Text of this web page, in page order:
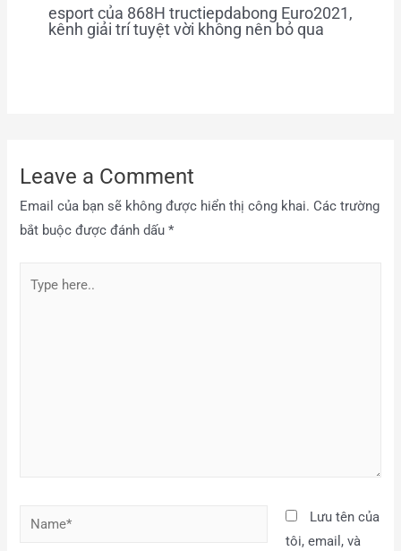
esport của 868H tructiepdabong Euro2021,
kênh giải trí tuyệt vời không nên bỏ qua
Leave a Comment
Email của bạn sẽ không được hiển thị công khai. Các trường
bắt buộc được đánh dấu*
Lưu tên của
tôi, email, và